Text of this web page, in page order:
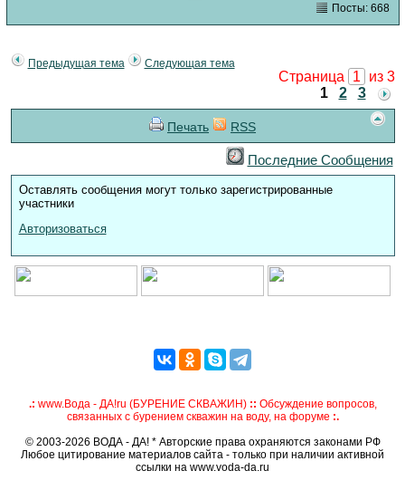
Посты: 668
Предыдущая тема Следующая тема
Страница 1
из 3
1
2 3
Печать RSS
Последние Сообщения
Оставлять сообщения могут только зарегистрированные
участники
Авторизоваться
.: www.Вода - ДА!ru (БУРЕНИЕ СКВАЖИН) :: Обсуждение вопросов,
связанных с бурением скважин на воду, на форуме :.
© 2003-2026 ВОДА - ДА! * Авторские права охраняются законами РФ
Любое цитирование материалов сайта - только при наличии активной
ссылки на www.voda-da.ru